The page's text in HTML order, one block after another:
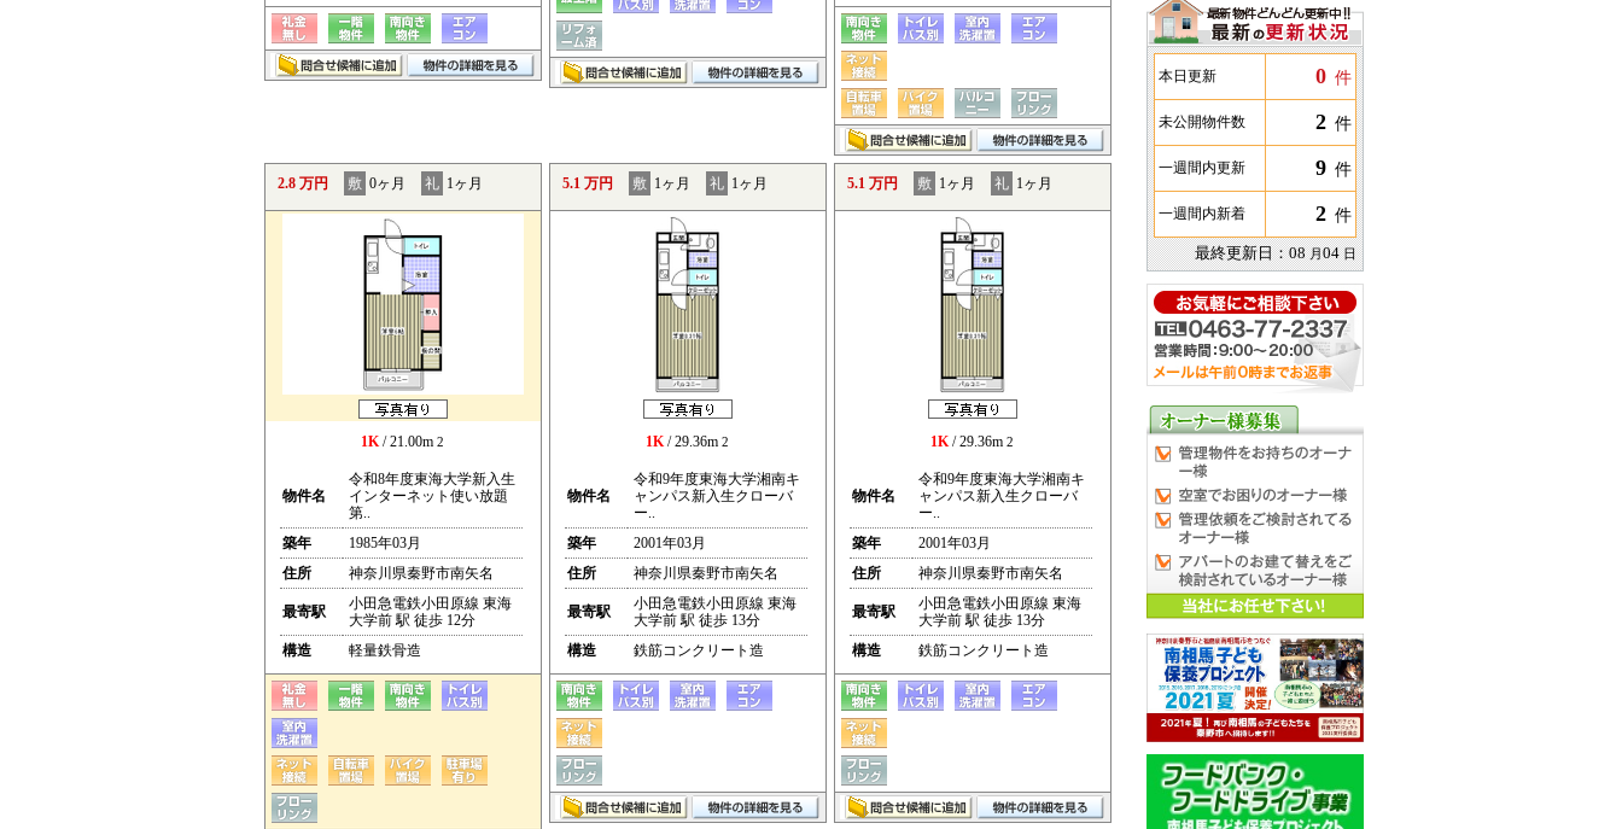
本日更新 0 件
未公開物件数 2 件
一週間内更新 9 件
一週間内新着 2 件
最終更新日：08 月04 日
2.8 万円 敷 0ヶ月 礼 1ヶ月
1K/ 21.00m 2
物件名
令和8年度東海大学新入生
インターネット使い放題
第..
築年
1985年03月
住所
神奈川県秦野市南矢名
最寄駅
小田急電鉄小田原線 東海
大学前 駅 徒歩 12分
構造
軽量鉄骨造
5.1 万円 敷 1ヶ月 礼 1ヶ月
1K/ 29.36m 2
物件名
令和9年度東海大学湘南キ
ャンパス新入生クローバ
ー..
築年
2001年03月
住所
神奈川県秦野市南矢名
最寄駅
小田急電鉄小田原線 東海
大学前 駅 徒歩 13分
構造
鉄筋コンクリート造
5.1 万円 敷 1ヶ月 礼 1ヶ月
1K/ 29.36m 2
物件名
令和9年度東海大学湘南キ
ャンパス新入生クローバ
ー..
築年
2001年03月
住所
神奈川県秦野市南矢名
最寄駅
小田急電鉄小田原線 東海
大学前 駅 徒歩 13分
構造
鉄筋コンクリート造